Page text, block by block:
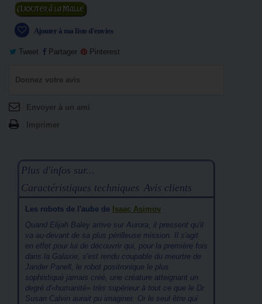
Ajouter au panier
Ajouter à ma liste d'envies
Tweet Partager Pinterest
Donnez votre avis
Envoyer à un ami
Imprimer
Plus d'infos sur...
Caractéristiques techniques Avis clients
Les robots de l'aube de Isaac Asimov
Quand Elijah Baley arrive sur Aurora, il pressent qu'il
va au-devant de sa plus périlleuse mission. Il s'agit
en effet pour lui de découvrir qui, pour la première fois
dans la Galaxie, s'est rendu coupable du meurtre de
Jander Panell, le robot positronique le plus
sophistiqué jamais créé, une créature atteignant un
degré d'«humanité» très supérieur à tout ce que le Dr
Susan Calvin aurait pu imaginer. Or le seul être qui